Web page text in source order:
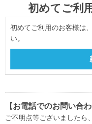
初めてご利
初めてご利用のお客様は
い。
【お電話でのお問い合わ
ご不明点等ございましたら